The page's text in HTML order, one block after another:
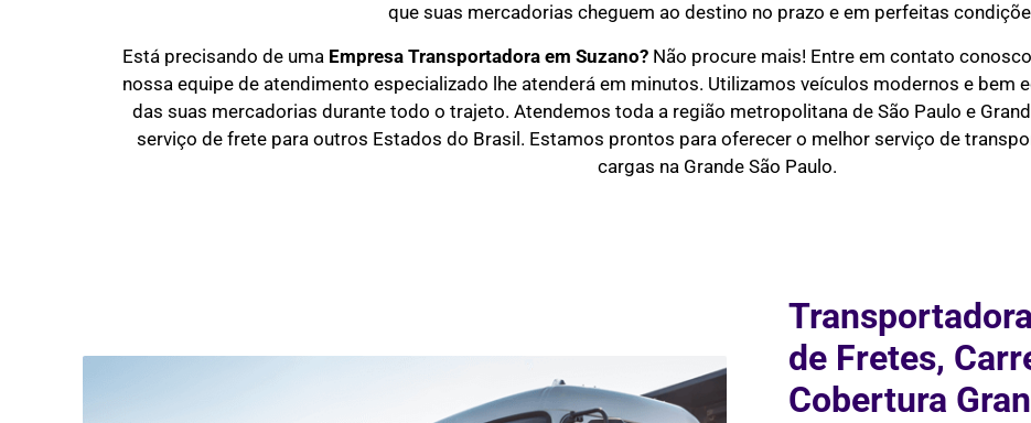
que suas mercadorias cheguem ao destino no prazo e em perfeitas
Está precisando de uma Empresa Transportadora em Suzano?Não procure mais! Entre em contato
nossa equipe de atendimento especializado lhe atenderá em minutos. Utilizamos veículos modernos e bem
das suas mercadorias durante todo o trajeto. Atendemos toda a região metropolitana de São Paulo e
serviço de frete para outros Estados do Brasil. Estamos prontos para oferecer o melhor serviço de
cargas na Grande São Paulo.
de Fretes,
Cobertura